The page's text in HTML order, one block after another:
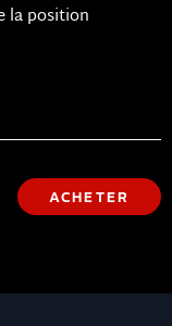
la position
ACHETER